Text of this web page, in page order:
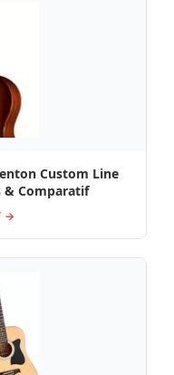
Custom Line
& Comparatif
→